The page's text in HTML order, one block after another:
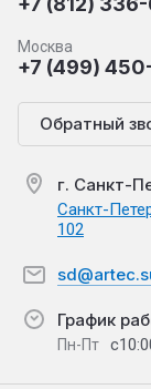
Москва
+7 (499)
Обратный
г. Санкт-
Санкт-
102
График
Пн-Пт